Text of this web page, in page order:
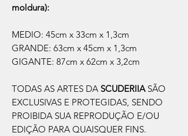
moldura):
MEDIO: 45cm x 33cm x 1,3cm
GRANDE: 63cm x 45cm x 1,3cm
GIGANTE: 87cm x 62cm x 3,2cm
TODAS AS ARTES DA SCUDERIIA SÃO
EXCLUSIVAS E PROTEGIDAS, SENDO
PROIBIDA SUA REPRODUÇÃO E/OU
EDIÇÃO PARA QUAISQUER FINS.